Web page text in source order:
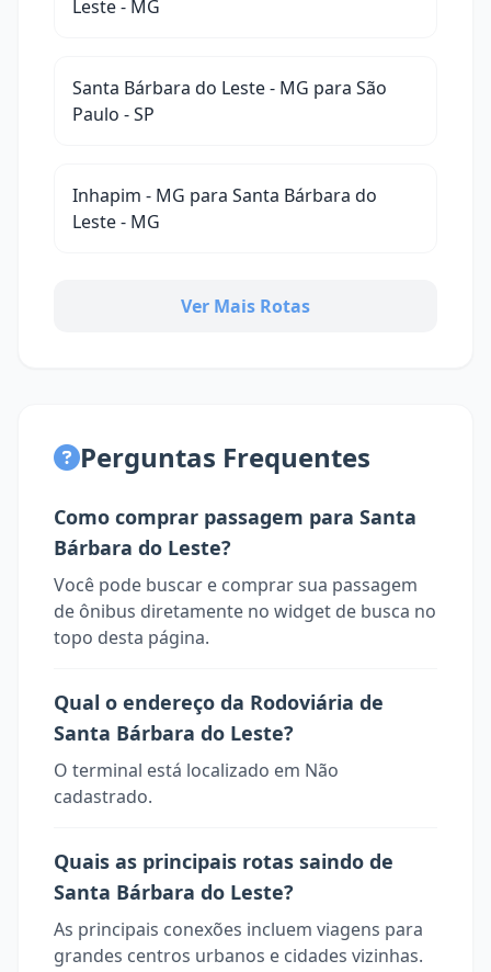
Leste - MG
Santa Bárbara do Leste - MG para São
Paulo - SP
Inhapim - MG para Santa Bárbara do
Leste - MG
Ver Mais Rotas
Perguntas Frequentes
Como comprar passagem para Santa
Bárbara do Leste?
Você pode buscar e comprar sua passagem
de ônibus diretamente no widget de busca no
topo desta página.
Qual o endereço da Rodoviária de
Santa Bárbara do Leste?
O terminal está localizado em Não
cadastrado.
Quais as principais rotas saindo de
Santa Bárbara do Leste?
As principais conexões incluem viagens para
grandes centros urbanos e cidades vizinhas.